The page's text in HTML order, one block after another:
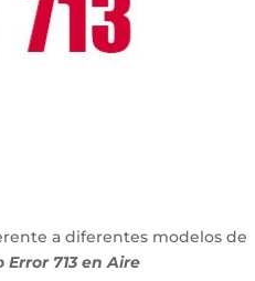
a diferentes modelos de
Error 713 en Aire